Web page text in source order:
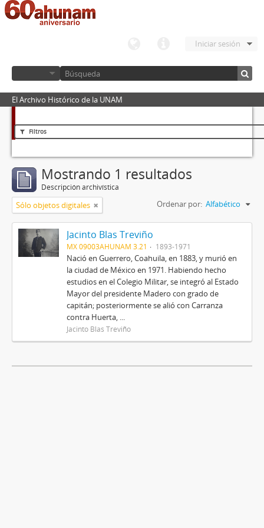
Iniciar sesión
El Archivo Histórico de la UNAM
Filtros
Mostrando 1 resultados
Descripción archivística
Sólo objetos digitales Ordenar por: Alfabético
Jacinto Blas Treviño
MX 09003AHUNAM 3.21 1893-1971
Nació en Guerrero, Coahuila, en 1883, y murió en
la ciudad de México en 1971. Habiendo hecho
estudios en el Colegio Militar, se integró al Estado
Mayor del presidente Madero con grado de
capitán; posteriormente se alió con Carranza
contra Huerta, ...
Jacinto Blas Treviño